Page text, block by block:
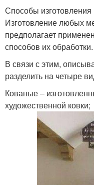
Способы изготовления
Изготовление любых
предполагает
способов их обработки.
В связи с этим,
разделить на четыре
Кованые –
художественной ковки;